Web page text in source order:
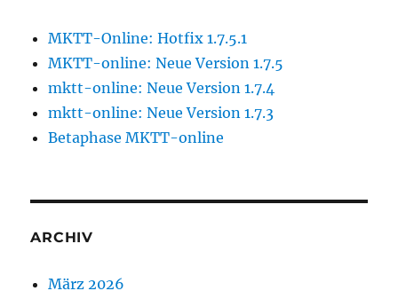
MKTT-Online: Hotfix 1.7.5.1
MKTT-online: Neue Version 1.7.5
mktt-online: Neue Version 1.7.4
mktt-online: Neue Version 1.7.3
Betaphase MKTT-online
ARCHIV
März 2026